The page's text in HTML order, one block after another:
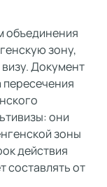
объединения
зону,
Документ
они
зоны
действия
составлять от